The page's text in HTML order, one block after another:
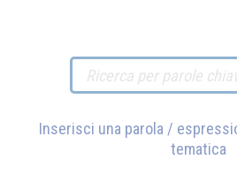
Inserisci una parola /
tematica